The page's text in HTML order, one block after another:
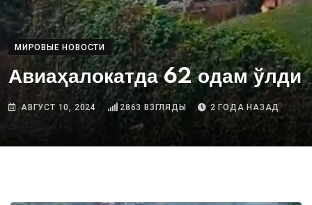
МИРОВЫЕ НОВОСТИ
Авиаҳалокатда 62 одам ўлди
АВГУСТ 10, 2024 2863 ВЗГЛЯДЫ 2 ГОДА НАЗАД